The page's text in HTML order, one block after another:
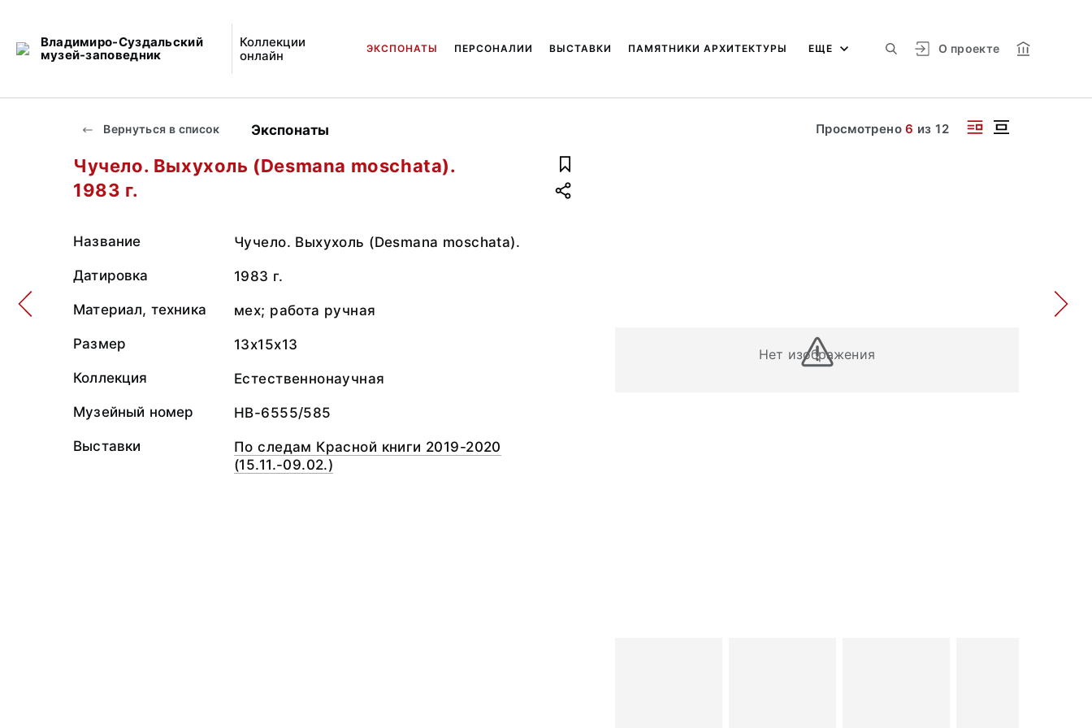
Владимиро-Суздальский
музей-заповедник
Коллекции
онлайн
О проекте
ЭКСПОНАТЫ ПЕРСОНАЛИИ ВЫСТАВКИ ПАМЯТНИКИ АРХИТЕКТУРЫ ЕЩЕ
Вернуться в список Экспонаты Просмотрено6 из12
Нет изображения
Чучело. Выхухоль (Desmana moschata).
1983 г.
Название Чучело. Выхухоль (Desmana moschata).
Датировка 1983 г.
Материал, техника мех; работа ручная
Размер 13x15x13
Коллекция Естественнонаучная
Музейный номер НВ-6555/585
Выставки
По следам Красной книги 2019-2020
(15.11.-09.02.)